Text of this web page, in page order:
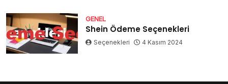
GENEL
Shein Ödeme Seçenekleri
Seçenekleri 4 Kasım 2024